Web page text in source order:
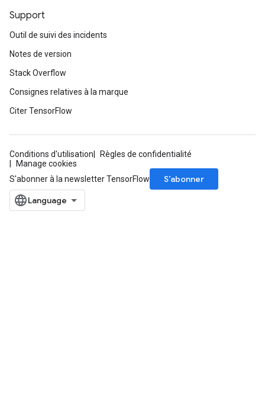
Support
Outil de suivi des incidents
Notes de version
Stack Overflow
Consignes relatives à la marque
Citer TensorFlow
Conditions d'utilisation
Règles de confidentialité
Manage cookies
S'abonner à la newsletter TensorFlow
S’abonner